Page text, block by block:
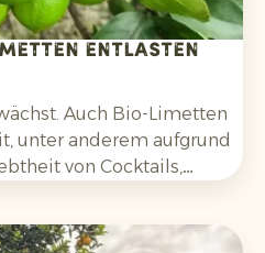
entlasten
Auch Bio-Limetten
unter anderem aufgrund
von Cocktails,
in Salaten, Currys
hinaus